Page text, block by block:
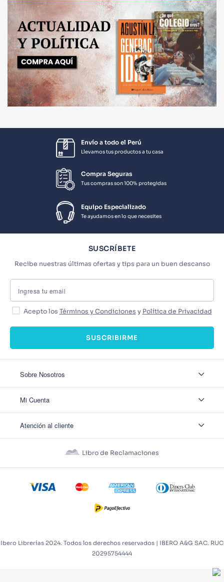
Envío a todo el Perú
Llevamos tus productos a tu casa
Compra Seguras
Tus compras son 100% protegidas
Equipo Especializado
Te ayudamos en lo que necesites
SUSCRÍBETE
Recibe nuestras últimas ofertas y tips para un buen descanso
Acepto los Términos y Condiciones y Política de Privacidad
SUSCRIBIRME
Sobre Nosotros
Nuestas tiendas
Mi Cuenta
Ver mis Pedidos
Recuperar Contraseña
Atención al cliente
Políticas de Privacidad
Políticas de Cookies
Términos y Condiciones Promos
Libro de Reclamaciones
Ibero Librerías 2024. Todos los derechos reservados | IBERO A&G SAC. RUC
20295754444